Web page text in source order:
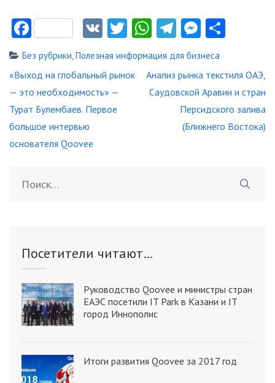
FacebookVK Twitter
WhatsApp
Telegram
Без рубрики,Полезная информация для бизнеса
Навигация
по
записям
«Выход на глобальный рынок
— это необходимость» —
Турат Булембаев. Первое
большое интервью
основателя Qoovee
Анализ рынка текстиля ОАЭ,
Саудовской Аравии и стран
Персидского залива
(Ближнего Востока)
Посетители читают…
Руководство Qoovee и министры стран
ЕАЭС посетили IT Park в Казани и IT
город Иннополис
Итоги развития Qoovee за 2017 год